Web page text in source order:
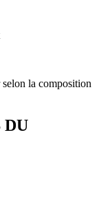
la composition
DU